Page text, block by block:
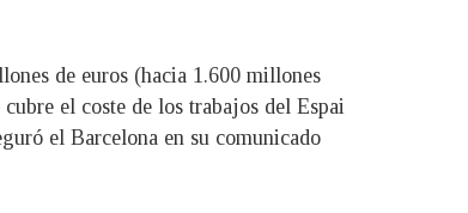
de euros (hacia 1.600 millones
el coste de los trabajos del Espai
el Barcelona en su comunicado